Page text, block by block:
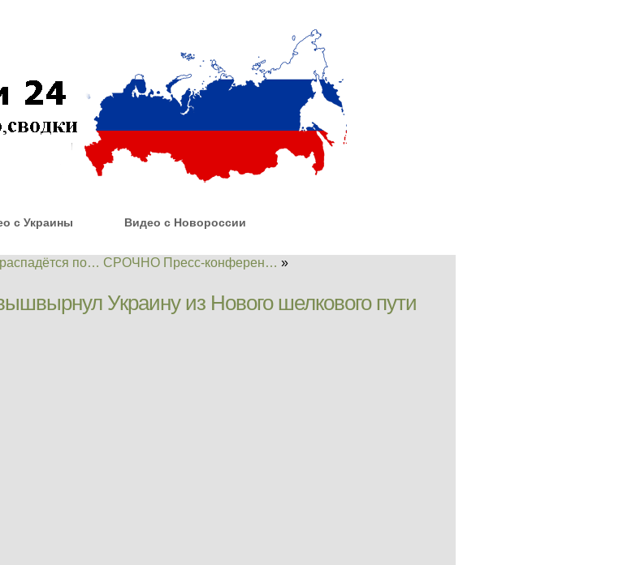
с Украины Видео с Новороссии
по… СРОЧНО Пресс-конферен… »
Украину из Нового шелкового пути